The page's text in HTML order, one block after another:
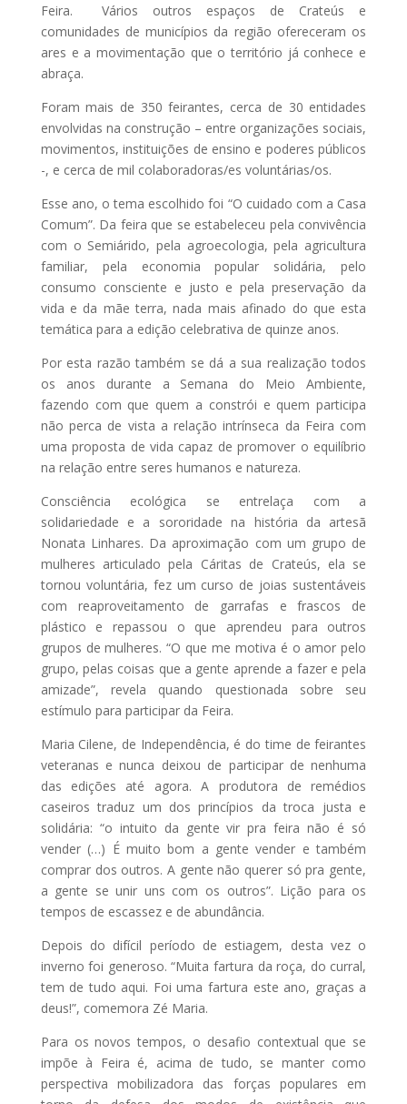
Feira. Vários outros espaços de Crateús e
comunidades de municípios da região ofereceram os
ares e a movimentação que o território já conhece e
abraça.
Foram mais de 350 feirantes, cerca de 30 entidades
envolvidas na construção – entre organizações sociais,
movimentos, instituições de ensino e poderes públicos
-, e cerca de mil colaboradoras/es voluntárias/os.
Esse ano, o tema escolhido foi “O cuidado com a Casa
Comum”. Da feira que se estabeleceu pela convivência
com o Semiárido, pela agroecologia, pela agricultura
familiar, pela economia popular solidária, pelo
consumo consciente e justo e pela preservação da
vida e da mãe terra, nada mais afinado do que esta
temática para a edição celebrativa de quinze anos.
Por esta razão também se dá a sua realização todos
os anos durante a Semana do Meio Ambiente,
fazendo com que quem a constrói e quem participa
não perca de vista a relação intrínseca da Feira com
uma proposta de vida capaz de promover o equilíbrio
na relação entre seres humanos e natureza.
Consciência ecológica se entrelaça com a
solidariedade e a sororidade na história da artesã
Nonata Linhares. Da aproximação com um grupo de
mulheres articulado pela Cáritas de Crateús, ela se
tornou voluntária, fez um curso de joias sustentáveis
com reaproveitamento de garrafas e frascos de
plástico e repassou o que aprendeu para outros
grupos de mulheres. “O que me motiva é o amor pelo
grupo, pelas coisas que a gente aprende a fazer e pela
amizade”, revela quando questionada sobre seu
estímulo para participar da Feira.
Maria Cilene, de Independência, é do time de feirantes
veteranas e nunca deixou de participar de nenhuma
das edições até agora. A produtora de remédios
caseiros traduz um dos princípios da troca justa e
solidária: “o intuito da gente vir pra feira não é só
vender (…) É muito bom a gente vender e também
comprar dos outros. A gente não querer só pra gente,
a gente se unir uns com os outros”. Lição para os
tempos de escassez e de abundância.
Depois do difícil período de estiagem, desta vez o
inverno foi generoso. “Muita fartura da roça, do curral,
tem de tudo aqui. Foi uma fartura este ano, graças a
deus!”, comemora Zé Maria.
Para os novos tempos, o desafio contextual que se
impõe à Feira é, acima de tudo, se manter como
perspectiva mobilizadora das forças populares em